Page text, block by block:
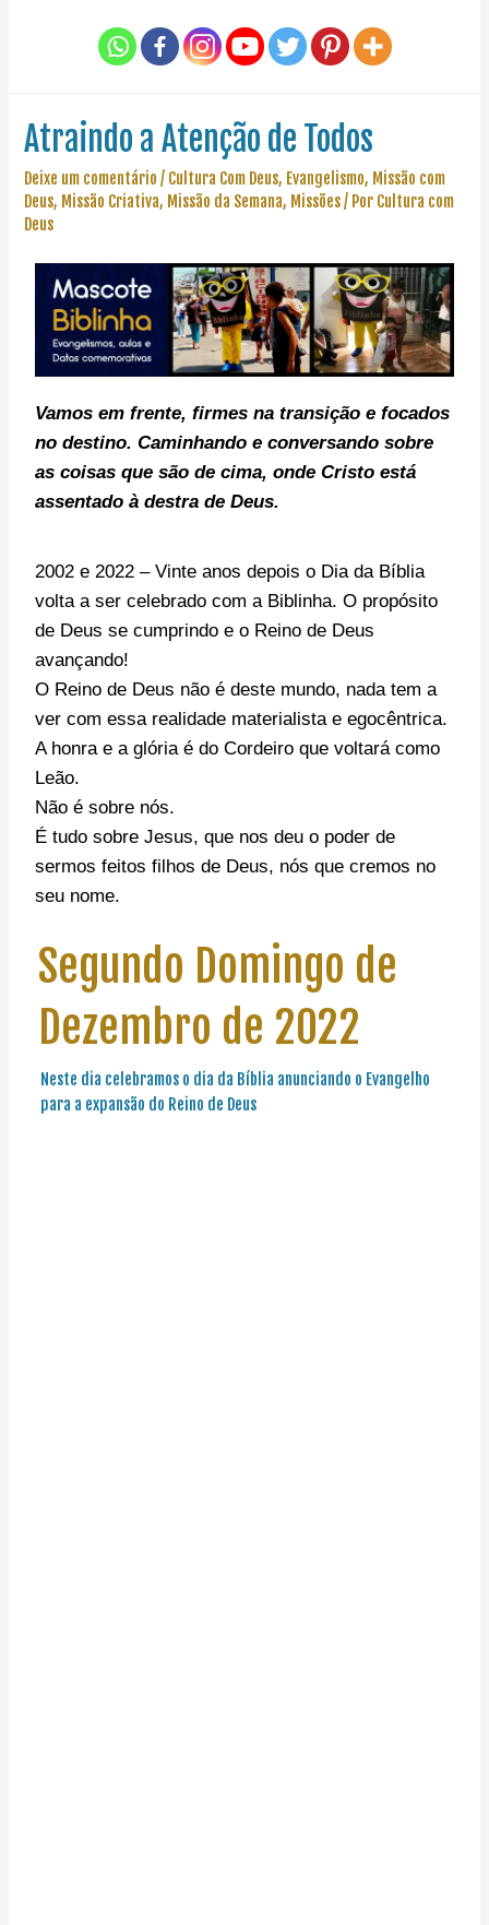
Atraindo a Atenção de Todos
Deixe um comentário / Cultura Com Deus, Evangelismo, Missão com
Deus, Missão Criativa, Missão da Semana, Missões/ Por Cultura com
Deus
Vamos em frente, firmes na transição e focados
no destino. Caminhando e conversando sobre
as coisas que são de cima, onde Cristo está
assentado à destra de Deus.
2002 e 2022 – Vinte anos depois o Dia da Bíblia
volta a ser celebrado com a Biblinha. O propósito
de Deus se cumprindo e o Reino de Deus
avançando!
O Reino de Deus não é deste mundo, nada tem a
ver com essa realidade materialista e egocêntrica.
A honra e a glória é do Cordeiro que voltará como
Leão.
Não é sobre nós.
É tudo sobre Jesus, que nos deu o poder de
sermos feitos filhos de Deus, nós que cremos no
seu nome.
Segundo Domingo de
Dezembro de 2022
Neste dia celebramos o dia da Bíblia anunciando o Evangelho
para a expansão do Reino de Deus